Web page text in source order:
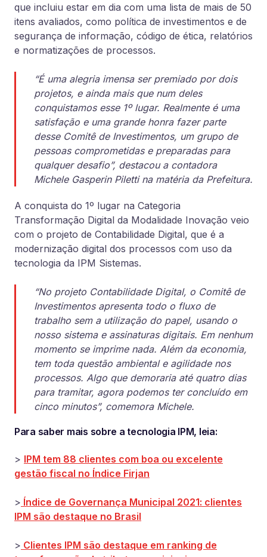
que incluiu estar em dia com uma lista de mais de 50
itens avaliados, como política de investimentos e de
segurança de informação, código de ética, relatórios
e normatizações de processos.
“É uma alegria imensa ser premiado por dois
projetos, e ainda mais que num deles
conquistamos esse 1º lugar. Realmente é uma
satisfação e uma grande honra fazer parte
desse Comitê de Investimentos, um grupo de
pessoas comprometidas e preparadas para
qualquer desafio”, destacou a contadora
Michele Gasperin Piletti na matéria da Prefeitura.
A conquista do 1º lugar na Categoria
Transformação Digital da Modalidade Inovação veio
com o projeto de Contabilidade Digital, que é a
modernização digital dos processos com uso da
tecnologia da IPM Sistemas.
“No projeto Contabilidade Digital, o Comitê de
Investimentos apresenta todo o fluxo de
trabalho sem a utilização do papel, usando o
nosso sistema e assinaturas digitais. Em nenhum
momento se imprime nada. Além da economia,
tem toda questão ambiental e agilidade nos
processos. Algo que demoraria até quatro dias
para tramitar, agora podemos ter concluído em
cinco minutos”, comemora Michele.
Para saber mais sobre a tecnologia IPM, leia:
> IPM tem 88 clientes com boa ou excelente
gestão fiscal no Índice Firjan
> Índice de Governança Municipal 2021: clientes
IPM são destaque no Brasil
> Clientes IPM são destaque em ranking de